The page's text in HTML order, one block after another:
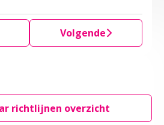
Volgende
richtlijnen overzicht